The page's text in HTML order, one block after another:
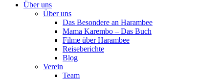
Über uns
Über uns
Das Besondere an Harambee
Mama Karembo – Das Buch
Filme über Harambee
Reiseberichte
Blog
Verein
Team